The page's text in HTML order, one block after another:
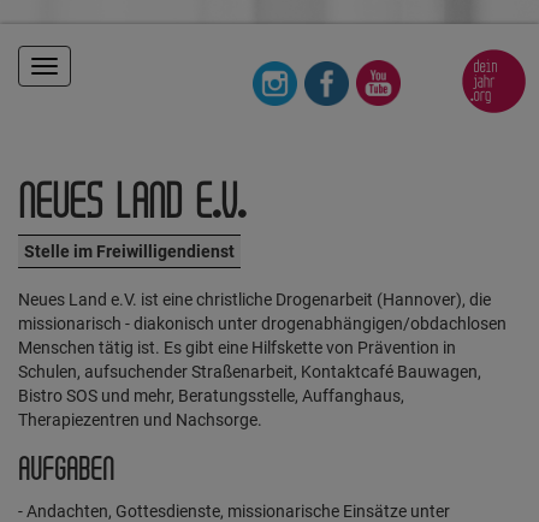
Toggle
navigation
NEUES LAND E.V.
Stelle im Freiwilligendienst
Neues Land e.V. ist eine christliche Drogenarbeit (Hannover), die
missionarisch - diakonisch unter drogenabhängigen/obdachlosen
Menschen tätig ist. Es gibt eine Hilfskette von Prävention in
Schulen, aufsuchender Straßenarbeit, Kontaktcafé Bauwagen,
Bistro SOS und mehr, Beratungsstelle, Auffanghaus,
Therapiezentren und Nachsorge.
AUFGABEN
- Andachten, Gottesdienste, missionarische Einsätze unter